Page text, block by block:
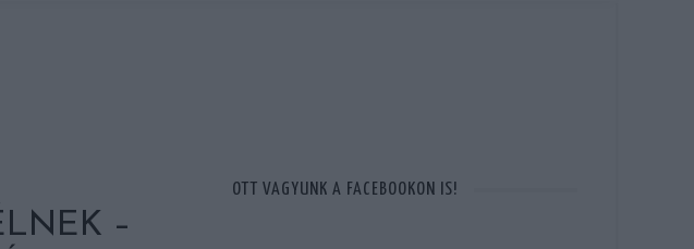
–
OTT VAGYUNK A FACEBOOKON IS!